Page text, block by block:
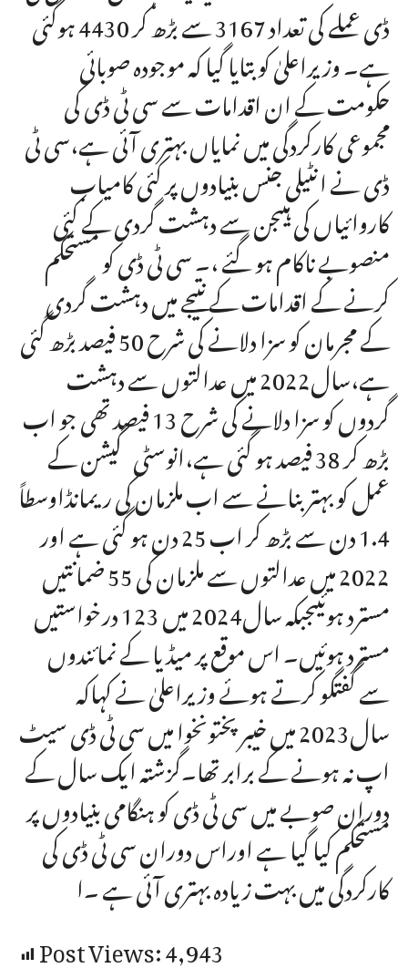
ڈی عملے کی تعداد 3167 سے بڑھ کر 4430 ہوگئی
ہے۔ وزیراعلیٰ کو بتایا گیا کہ موجودہ صوبائی
حکومت کے ان اقدامات سے سی ٹی ڈی کی
مجموعی کارکردگی میں نمایاں بہتری آئی ہے،سی ٹی
ڈی نے انٹیلی جنس بنیادوں پر کئی کامیاب
کاروائیاں کی ہیںجن سے دہشت گردی کے کئی
منصوبے ناکام ہو گئے ،۔ سی ٹی ڈی کو مستحکم
کرنے کے اقدامات کے نتیجے میں دہشت گردی
کے مجرمان کو سزا دلانے کی شرح 50 فیصد بڑھ گئی
ہے،سال2022 میں عدالتوں سے دہشت
گردوں کو سزا دلانے کی شرح 13 فیصد تھی جو اب
بڑھ کر 38 فیصد ہو گئی ہے،انوسٹی گیشن کے
عمل کو بہتر بنانے سے اب ملزمان کی ریمانڈاوسطاً
1.4 دن سے بڑھ کر اب 25 دن ہو گئی ہے اور
2022 میں عدالتوں سے ملزمان کی 55 ضمانتیں
مسترد ہوئیںجبکہ سال2024 میں 123 درخواستیں
مسترد ہوئیں۔ اس موقع پر میڈیا کے نمائندوں
سے گفتگو کرتے ہوئے وزیراعلیٰ نے کہاکہ
سال2023 میں خیبر پختونخوا میں سی ٹی ڈی سیٹ
اپ نہ ہونے کے برابر تھا۔گزشتہ ایک سال کے
دوران صوبے میں سی ٹی ڈی کو ہنگامی بنیادوں پر
مستحکم کیا گیا ہے اوراس دوران سی ٹی ڈی کی
کارکردگی میں بہت زیادہ بہتری آئی ہے ۔ا
Post Views:4,943